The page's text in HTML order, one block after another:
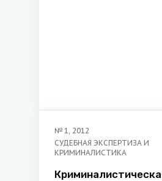
№ 1, 2012
СУДЕБНАЯ ЭКСПЕРТИЗА И
КРИМИНАЛИСТИКА